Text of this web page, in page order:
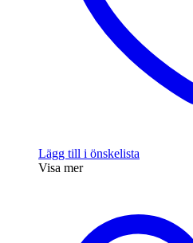
Lägg till i önskelista
Visa mer